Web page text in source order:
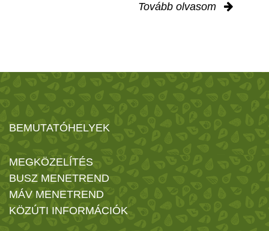
Tovább olvasom
BEMUTATÓHELYEK
MEGKÖZELÍTÉS
BUSZ MENETREND
MÁV MENETREND
KÖZÚTI INFORMÁCIÓK